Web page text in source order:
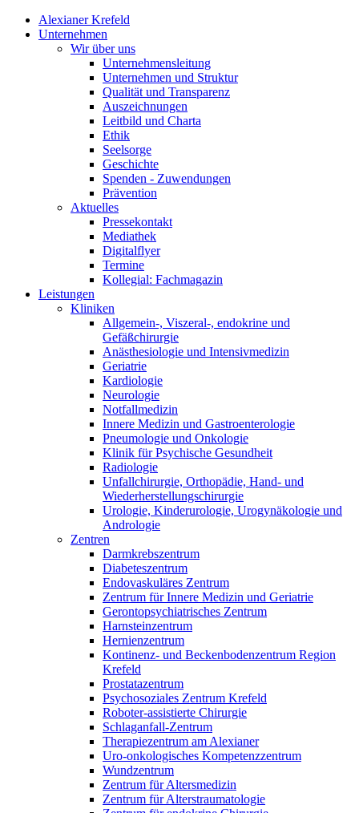
Alexianer Krefeld
Unternehmen
Wir über uns
Unternehmensleitung
Unternehmen und Struktur
Qualität und Transparenz
Auszeichnungen
Leitbild und Charta
Ethik
Seelsorge
Geschichte
Spenden - Zuwendungen
Prävention
Aktuelles
Pressekontakt
Mediathek
Digitalflyer
Termine
Kollegial: Fachmagazin
Leistungen
Kliniken
Allgemein-, Viszeral-, endokrine und
Gefäßchirurgie
Anästhesiologie und Intensivmedizin
Geriatrie
Kardiologie
Neurologie
Notfallmedizin
Innere Medizin und Gastroenterologie
Pneumologie und Onkologie
Klinik für Psychische Gesundheit
Radiologie
Unfallchirurgie, Orthopädie, Hand- und
Wiederherstellungschirurgie
Urologie, Kinderurologie, Urogynäkologie und
Andrologie
Zentren
Darmkrebszentrum
Diabeteszentrum
Endovaskuläres Zentrum
Zentrum für Innere Medizin und Geriatrie
Gerontopsychiatrisches Zentrum
Harnsteinzentrum
Hernienzentrum
Kontinenz- und Beckenbodenzentrum Region
Krefeld
Prostatazentrum
Psychosoziales Zentrum Krefeld
Roboter-assistierte Chirurgie
Schlaganfall-Zentrum
Therapiezentrum am Alexianer
Uro-onkologisches Kompetenzzentrum
Wundzentrum
Zentrum für Altersmedizin
Zentrum für Alterstraumatologie